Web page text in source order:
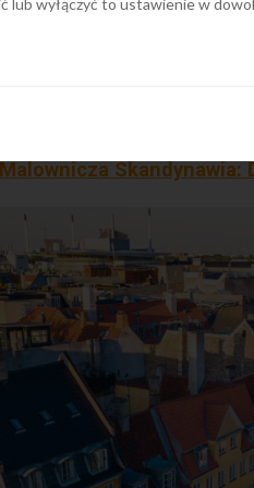
jest hygge,
miejsce w każdej
Malownicza Skandynawia:
lub wyłączyć to ustawienie w